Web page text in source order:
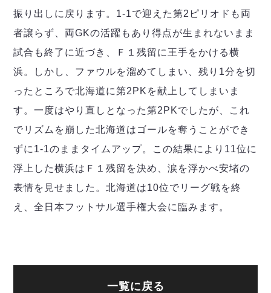
しながわシティ
ペスカドーラ町田
湘南ベルマーレ
ボアルース長野
名古屋オーシャンズ
シュライカー大阪
ボルクバレット北九州
バサジィ大分
選手の通算記録（Ｆ２）
ヴォスクオーレ仙台
ヴィンセドール白山
アグレミーナ浜松
FOLLOW US!
振り出しに戻ります。1-1で迎えた第2ピリオドも両
者譲らず、両GKの活躍もあり得点が生まれないまま
試合も終了に近づき、Ｆ１残留に王手をかける横
浜。しかし、ファウルを溜めてしまい、残り1分を切
ったところで北海道に第2PKを献上してしまいま
す。一度はやり直しとなった第2PKでしたが、これ
でリズムを崩した北海道はゴールを奪うことができ
ずに1-1のままタイムアップ。この結果により11位に
浮上した横浜はＦ１残留を決め、涙を浮かべ安堵の
表情を見せました。北海道は10位でリーグ戦を終
え、全日本フットサル選手権大会に臨みます。
一覧に戻る